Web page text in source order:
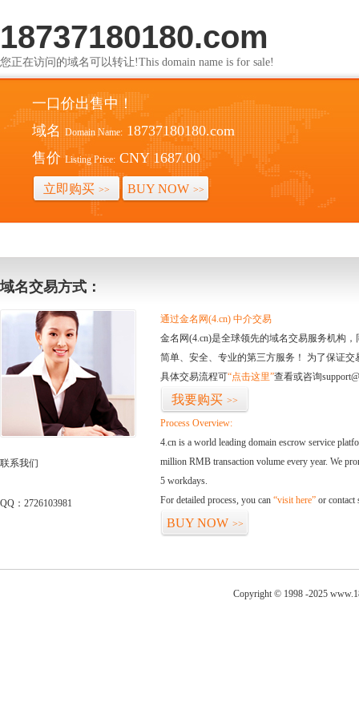
18737180180.com
您正在访问的域名可以转让!This domain name is for sale!
一口价出售中！
域名 Domain Name: 18737180180.com
售价 Listing Price: CNY 1687.00
立即购买 >> BUY NOW >>
域名交易方式：
联系我们
QQ：2726103981
通过金名网(4.cn) 中介交易
金名网(4.cn)是全球领先的域名交易服务机构
简单、安全、专业的第三方服务！ 为了保证
具体交易流程可“点击这里”查看或咨询
我要购买 >>
Process Overview:
4.cn is a world leading domain escrow service
million RMB transaction volume every year. We
5 workdays.
For detailed process, you can “visit here” or contact
BUY NOW >>
Copyright © 1998 -2025